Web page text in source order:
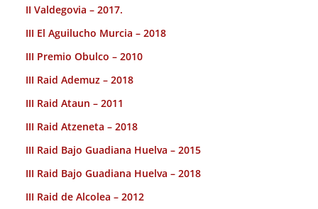
II Valdegovia – 2017.
III El Aguilucho Murcia – 2018
III Premio Obulco – 2010
III Raid Ademuz – 2018
III Raid Ataun – 2011
III Raid Atzeneta – 2018
III Raid Bajo Guadiana Huelva – 2015
III Raid Bajo Guadiana Huelva – 2018
III Raid de Alcolea – 2012